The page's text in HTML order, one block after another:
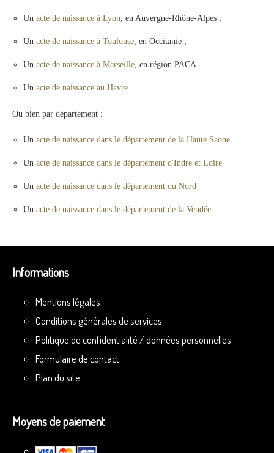
Un acte de naissance à Lyon, en Auvergne-Rhône-Alpes ;
Un acte de naissance à Toulouse, en Occitanie ;
Un acte de naissance à Marseille, en région PACA.
Un acte de naissance au Havre.
Ou bien par département :
Un acte de naissance dans le département de la Haute Saone
Un acte de naissance dans le département d'Indre et Loire
Un acte de naissance dans le département du Nord
Un acte de naissance dans le département de la Vendée
Informations
Mentions légales
Conditions générales de services
Politique de confidentialité / données personnelles
Formulaire de contact
Plan du site
Moyens de paiement